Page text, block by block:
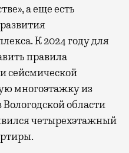
а еще есть
К 2024 году для
правила
сейсмической
многоэтажку из
области
четырехэтажный